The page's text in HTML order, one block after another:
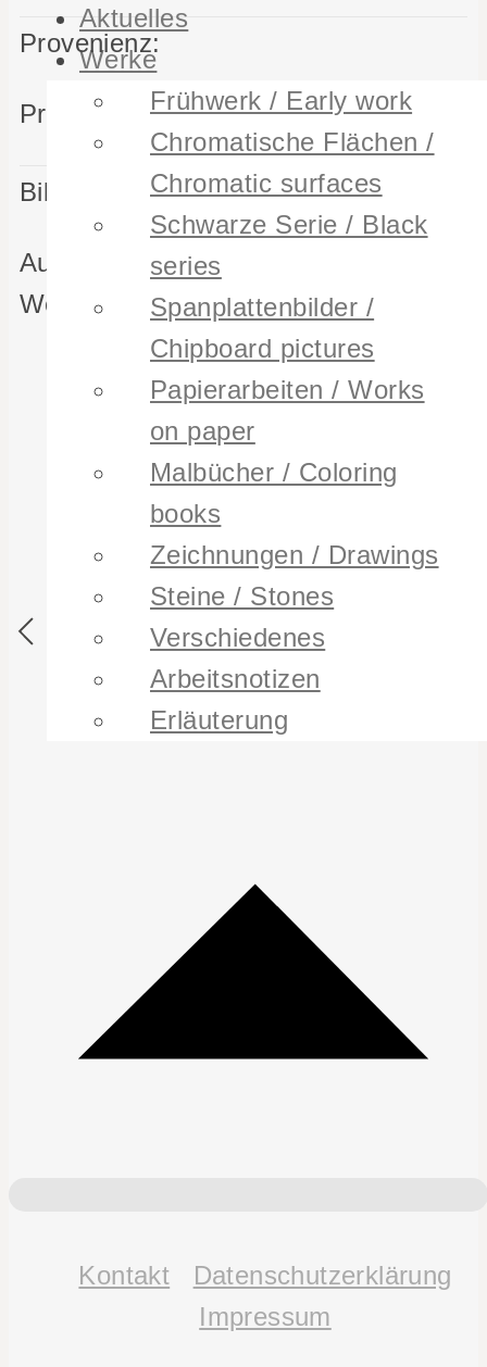
Aktuelles
Werke
Frühwerk / Early work
Chromatische Flächen /
Chromatic surfaces
Schwarze Serie / Black
series
Spanplattenbilder /
Chipboard pictures
Papierarbeiten / Works
on paper
Malbücher / Coloring
books
Zeichnungen / Drawings
Steine / Stones
Verschiedenes
Arbeitsnotizen
Erläuterung
Ausstellungen
Vita
Publikationen
Kontakt
Provenienz:
Privatsammlung
Bildnachweis:
Auktionshaus Lempertz, Köln
Werkheft I, S. 12
Kontakt
Datenschutz­erklärung
Impressum